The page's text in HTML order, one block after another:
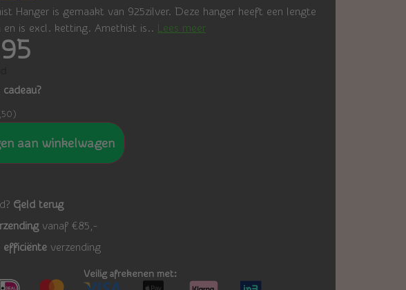
Hanger is gemaakt van 925zilver. Deze hanger heeft een lengte
en is excl. ketting. Amethist is.. Lees meer
)
aan winkelwagen
Geld terug
vanaf €85,-
efficiënte verzending
Veilig afrekenen met: